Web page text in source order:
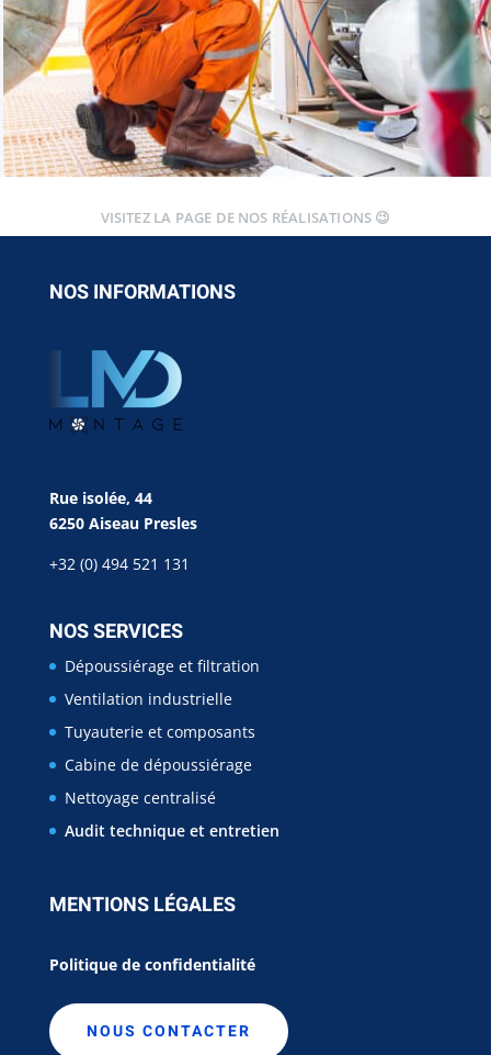
VISITEZ LA PAGE DE NOS RÉALISATIONS 😉
NOS INFORMATIONS
Rue isolée, 44
6250 Aiseau Presles
+32 (0) 494 521 131
NOS SERVICES
Dépoussiérage et filtration
Ventilation industrielle
Tuyauterie et composants
Cabine de dépoussiérage
Nettoyage centralisé
Audit technique et entretien
MENTIONS LÉGALES
Politique de confidentialité
NOUS CONTACTER